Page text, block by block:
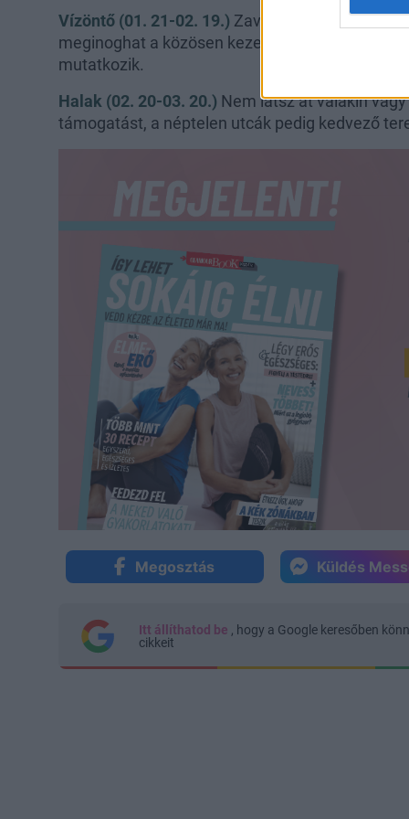
Vízöntő (01. 21-02. 19.) Zavaros históriába
meginoghat a közösen kezelt pénzügyek miatt,
mutatkozik.
Halak (02. 20-03. 20.) Nem látsz át valakin
támogatást, a néptelen utcák pedig kedvező
Megosztás Küldés
Itt állíthatod be , hogy a Google keresőben
cikkeit